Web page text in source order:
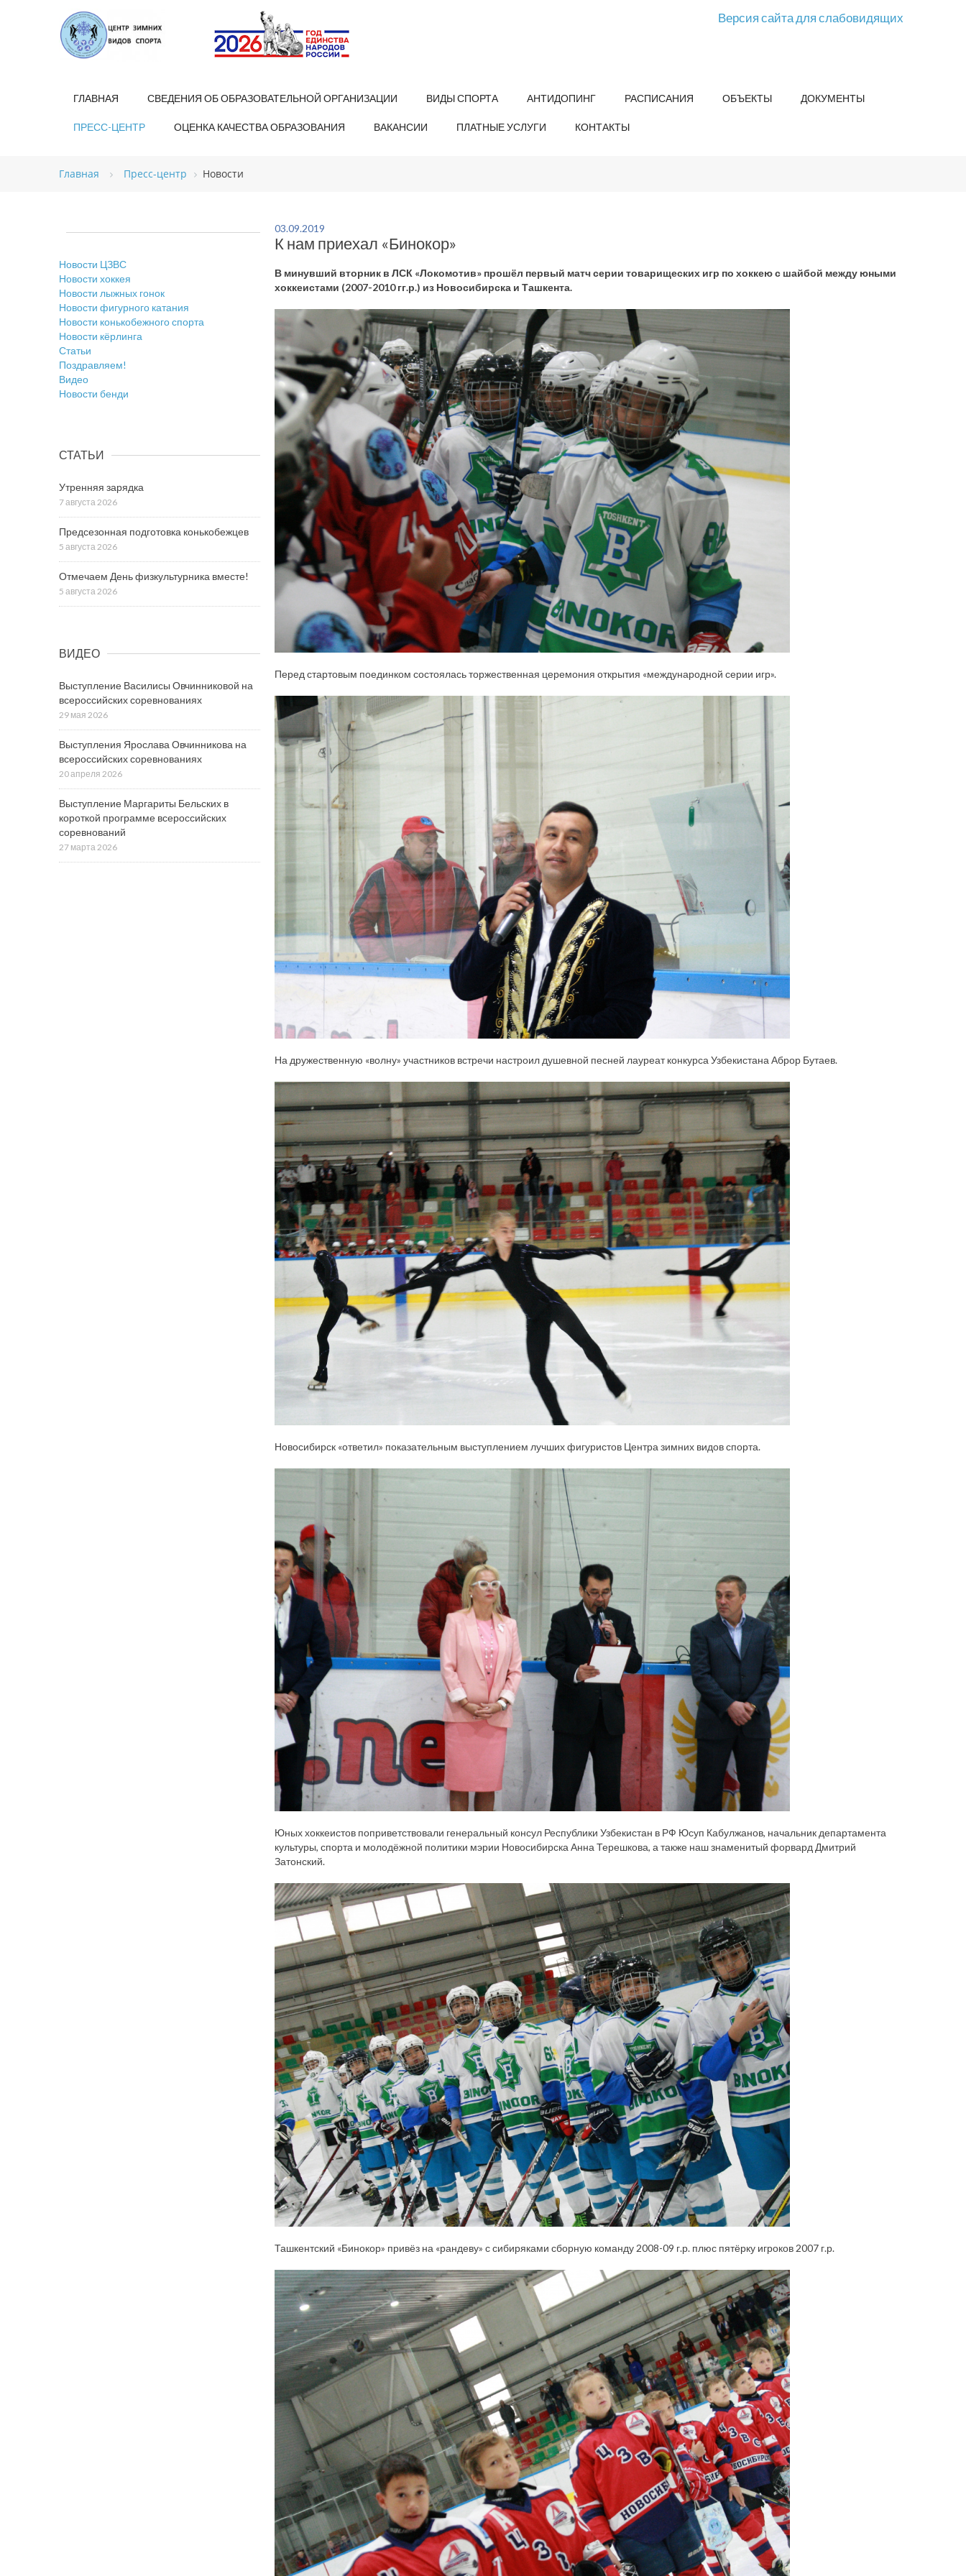
Версия сайта для слабовидящих
ГЛАВНАЯ СВЕДЕНИЯ ОБ ОБРАЗОВАТЕЛЬНОЙ ОРГАНИЗАЦИИ ВИДЫ СПОРТА АНТИДОПИНГ РАСПИСАНИЯ ОБЪЕКТЫ ДОКУМЕНТЫ
ПРЕСС-ЦЕНТР ОЦЕНКА КАЧЕСТВА ОБРАЗОВАНИЯ ВАКАНСИИ ПЛАТНЫЕ УСЛУГИ КОНТАКТЫ
Главная Пресс-центр Новости
03.09.2019
К нам приехал «Бинокор»
В минувший вторник в ЛСК «Локомотив» прошёл первый матч серии товарищеских игр по хоккею с шайбой между юными
хоккеистами (2007-2010 гг.р.) из Новосибирска и Ташкента.
Перед стартовым поединком состоялась торжественная церемония открытия «международной серии игр».
На дружественную «волну» участников встречи настроил душевной песней лауреат конкурса Узбекистана Аброр Бутаев.
Новосибирск «ответил» показательным выступлением лучших фигуристов Центра зимних видов спорта.
Юных хоккеистов поприветствовали генеральный консул Республики Узбекистан в РФ Юсуп Кабулжанов, начальник департамента
культуры, спорта и молодёжной политики мэрии Новосибирска Анна Терешкова, а также наш знаменитый форвард Дмитрий
Затонский.
Ташкентский «Бинокор» привёз на «рандеву» с сибиряками сборную команду 2008-09 г.р. плюс пятёрку игроков 2007 г.р.
Новости ЦЗВС
Новости хоккея
Новости лыжных гонок
Новости фигурного катания
Новости конькобежного спорта
Новости кёрлинга
Статьи
Поздравляем!
Видео
Новости бенди
СТАТЬИ
Утренняя зарядка
7 августа 2026
Предсезонная подготовка конькобежцев
5 августа 2026
Отмечаем День физкультурника вместе!
5 августа 2026
ВИДЕО
Выступление Василисы Овчинниковой на
всероссийских соревнованиях
29 мая 2026
Выступления Ярослава Овчинникова на
всероссийских соревнованиях
20 апреля 2026
Выступление Маргариты Бельских в
короткой программе всероссийских
соревнований
27 марта 2026